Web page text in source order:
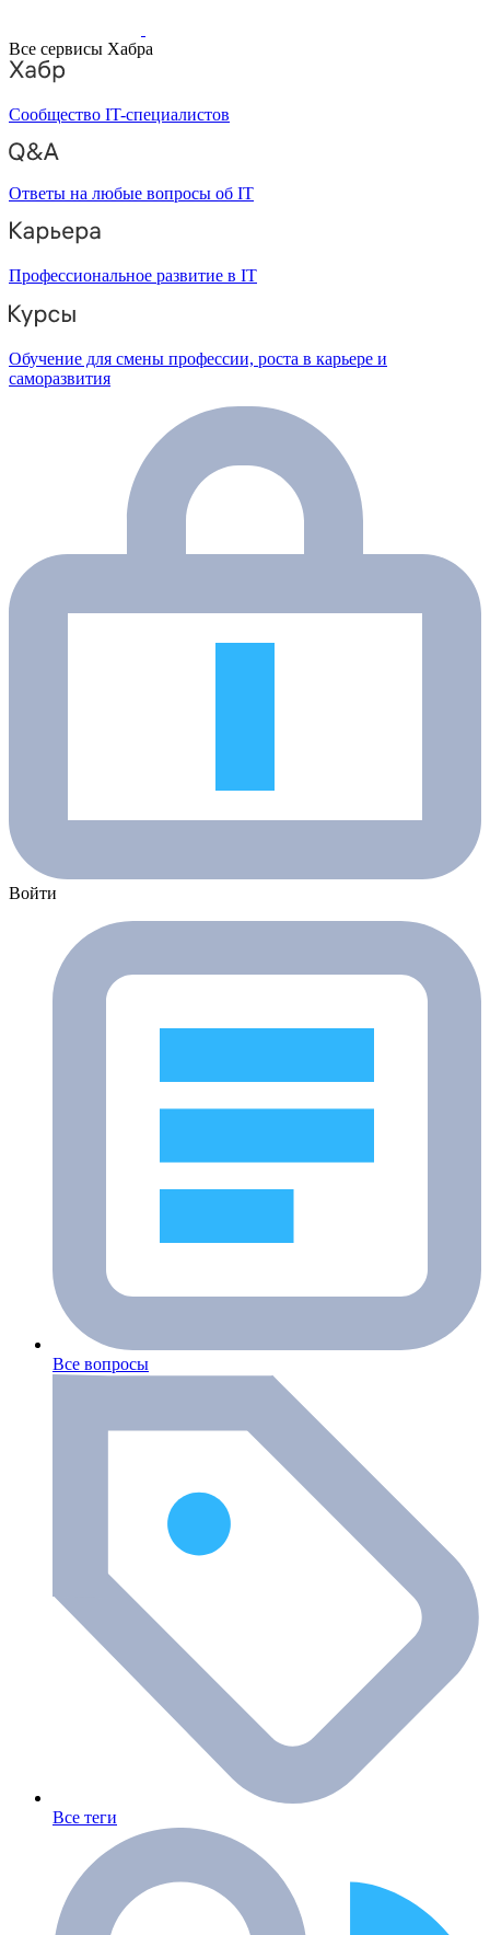
Все сервисы Хабра
Сообщество IT-специалистов
Ответы на любые вопросы об IT
Профессиональное развитие в IT
Обучение для смены профессии, роста в карьере и
саморазвития
Войти
Все вопросы
Все теги